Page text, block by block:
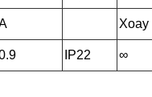
Xoay
IP22 ∞